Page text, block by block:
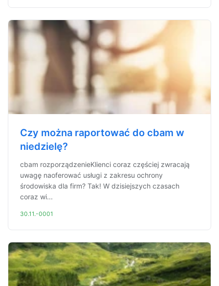
Czy można raportować do cbam w
niedzielę?
cbam rozporządzenieKlienci coraz częściej zwracają
uwagę naoferować usługi z zakresu ochrony
środowiska dla firm? Tak! W dzisiejszych czasach
coraz wi...
30.11.-0001